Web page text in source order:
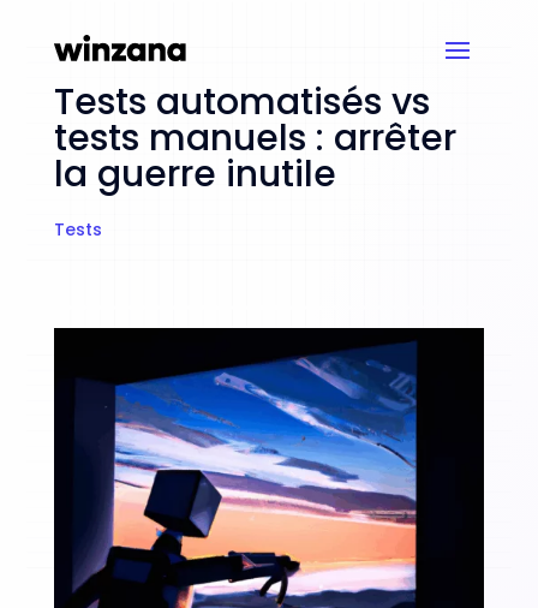
Tests automatisés vs
tests manuels : arrêter
la guerre inutile
Tests